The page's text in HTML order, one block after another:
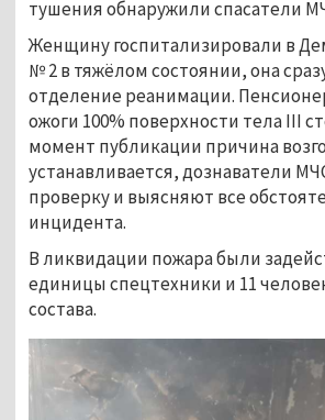
тушения обнаружили спасатели
Женщину госпитализировали в
№ 2 в тяжёлом состоянии, она
отделение реанимации.
ожоги 100% поверхности тела III
момент публикации причина
устанавливается, дознаватели
проверку и выясняют все
инцидента.
В ликвидации пожара были
единицы спецтехники и 11
состава.